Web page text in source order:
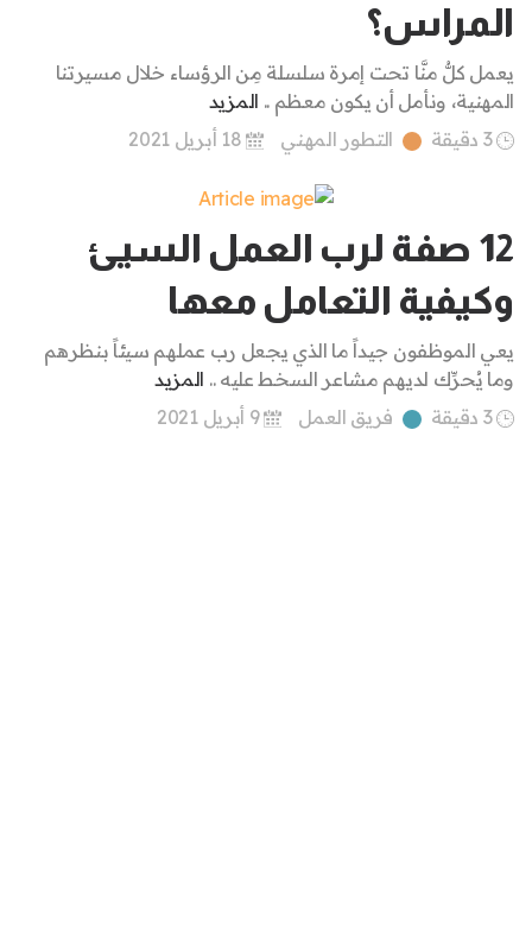
المراس؟
يعمل كلُّ منَّا تحت إمرة سلسلة مِن الرؤساء خلال مسيرتنا
المهنية، ونأمل أن يكون معظم .. المزيد
3 دقيقة
التطور المهني
12 صفة لرب العمل السيئ
وكيفية التعامل معها
يعي الموظفون جيداً ما الذي يجعل رب عملهم سيئاً بنظرهم
وما يُحرِّك لديهم مشاعر السخط عليه .. المزيد
3 دقيقة
فريق العمل 9 أبريل 2021